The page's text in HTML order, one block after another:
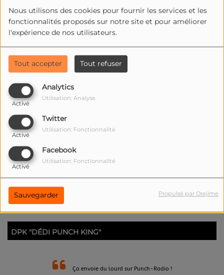
Nous utilisons des cookies pour fournir les services et les
fonctionnalités proposés sur notre site et pour améliorer
l'expérience de nos utilisateurs.
Tout accepter Tout refuser
Analytics
Activé
Utilisation: Analyse
Twitter
Activé
Utilisation: Fonctionnalité
Facebook
Activé
Utilisation: Fonctionnalité
Sauvegarder Propulsé par Orejime
PUNCH PARTNERS
FAIT UN DON À L'ASSOCIATION PUNCH-DIGITAL
DPK "DÉDI PUNCH KING"
Ça envoie du lourd sur Punch-Radio !